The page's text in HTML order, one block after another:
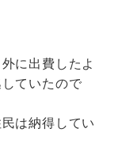
に出費したよ
ていたので
は納得してい